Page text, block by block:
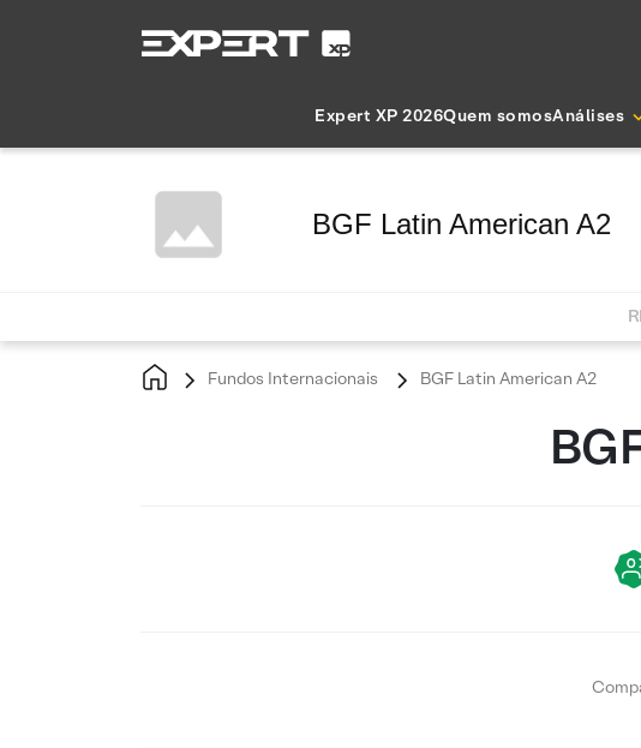
Expert XP 2026Quem somosAnálises
BGF Latin American A2
Fundos Internacionais BGF Latin American A2